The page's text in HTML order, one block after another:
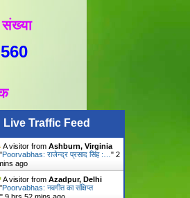
Live Traffic Feed
A visitor from Ashburn, Virginia
Poorvabhas: राजेन्द्र प्रसाद सिंह :… " 2
ago
A visitor from Azadpur, Delhi
Poorvabhas: नवगीत का संक्षिप्त
" 9 hrs 52 mins ago